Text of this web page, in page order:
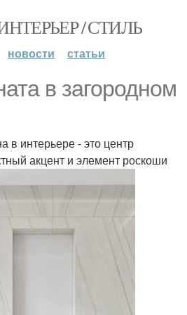
/ СТИЛЬ
новости статьи
в загородном
в интерьере - это центр
акцент и элемент роскоши